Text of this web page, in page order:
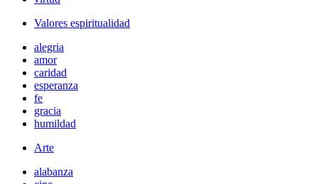
Valores espiritualidad
alegria
amor
caridad
esperanza
fe
gracia
humildad
Arte
alabanza